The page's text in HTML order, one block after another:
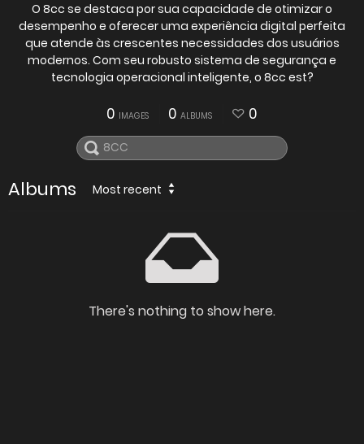
O 8cc se destaca por sua capacidade de otimizar o
desempenho e oferecer uma experiência digital perfeita
que atende às crescentes necessidades dos usuários
modernos. Com seu robusto sistema de segurança e
tecnologia operacional inteligente, o 8cc est?
0 IMAGES 0 ALBUMS 0
Albums Most recent
There's nothing to show here.